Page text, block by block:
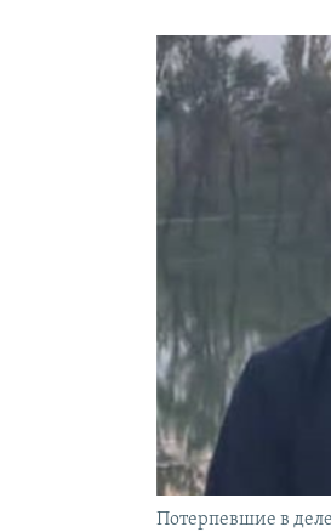
Потерпевшие в